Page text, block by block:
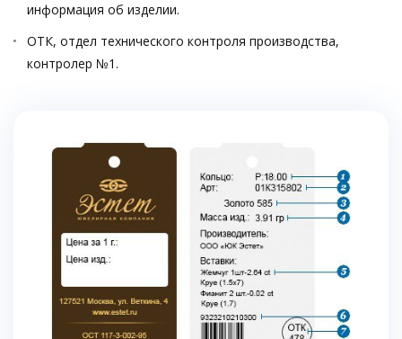
информация об изделии.
ОТК, отдел технического контроля производства,
контролер №1.